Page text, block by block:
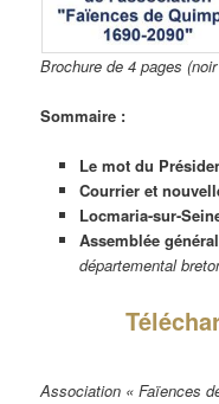
Brochure de 4 pages
Sommaire :
Le mot du
Courrier et
Locmaria-sur-
Assemblée
départemental
Association « Faïences